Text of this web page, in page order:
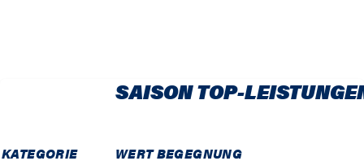
SAISON TOP-
KATEGORIE WERTBEGEGNUNG